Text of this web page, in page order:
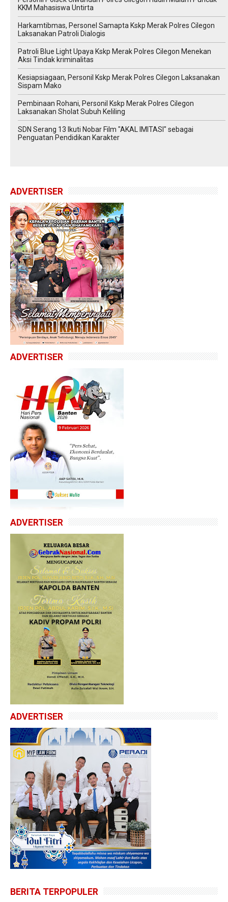
KKM Mahasiswa Untirta
Harkamtibmas, Personel Samapta Kskp Merak Polres Cilegon
Laksanakan Patroli Dialogis
Patroli Blue Light Upaya Kskp Merak Polres Cilegon Menekan
Aksi Tindak kriminalitas
Kesiapsiagaan, Personil Kskp Merak Polres Cilegon Laksanakan
Sispam Mako
Pembinaan Rohani, Personil Kskp Merak Polres Cilegon
Laksanakan Sholat Subuh Keliling
SDN Serang 13 Ikuti Nobar Film "AKAL IMITASI" sebagai
Penguatan Pendidikan Karakter
ADVERTISER
ADVERTISER
ADVERTISER
ADVERTISER
BERITA TERPOPULER